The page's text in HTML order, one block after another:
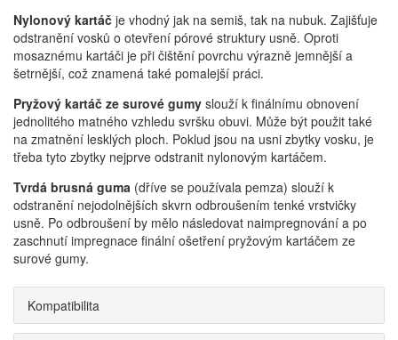
Nylonový kartáč je vhodný jak na semiš, tak na nubuk. Zajišťuje
odstranění vosků o otevření pórové struktury usně. Oproti
mosaznému kartáči je při čištění povrchu výrazně jemnější a
šetrnější, což znamená také pomalejší práci.
Pryžový kartáč ze surové gumy slouží k finálnímu obnovení
jednolitého matného vzhledu svršku obuvi. Může být použit také
na zmatnění lesklých ploch. Poklud jsou na usni zbytky vosku, je
třeba tyto zbytky nejprve odstranit nylonovým kartáčem.
Tvrdá brusná guma (dříve se používala pemza) slouží k
odstranění nejodolnějších skvrn odbroušením tenké vrstvičky
usně. Po odbroušení by mělo následovat naimpregnování a po
zaschnutí impregnace finální ošetření pryžovým kartáčem ze
surové gumy.
Kompatibilita